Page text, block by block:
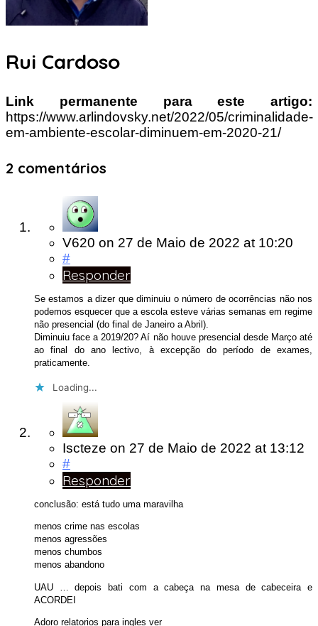
Rui Cardoso
Link permanente para este artigo:
https://www.arlindovsky.net/2022/05/criminalidade-
em-ambiente-escolar-diminuem-em-2020-21/
2 comentários
V620 on 27 de Maio de 2022 at 10:20
#
Responder
Se estamos a dizer que diminuiu o número de ocorrências não nos
podemos esquecer que a escola esteve várias semanas em regime
não presencial (do final de Janeiro a Abril).
Diminuiu face a 2019/20? Aí não houve presencial desde Março até
ao final do ano lectivo, à excepção do período de exames,
praticamente.
Loading...
Iscteze on 27 de Maio de 2022 at 13:12
#
Responder
conclusão: está tudo uma maravilha
menos crime nas escolas
menos agressões
menos chumbos
menos abandono
UAU … depois bati com a cabeça na mesa de cabeceira e
ACORDEI
Adoro relatorios para ingles ver